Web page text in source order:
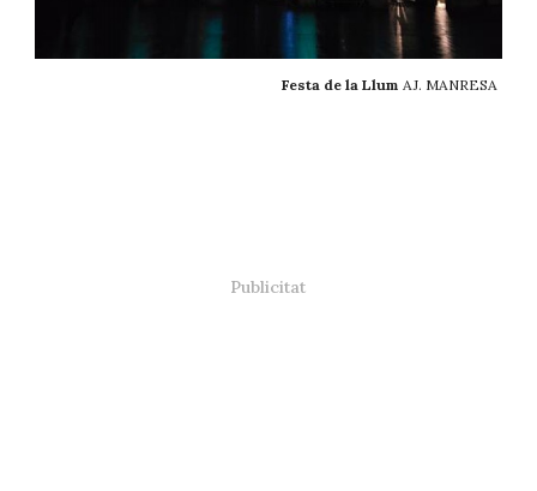
Festa de la Llum AJ. MANRESA